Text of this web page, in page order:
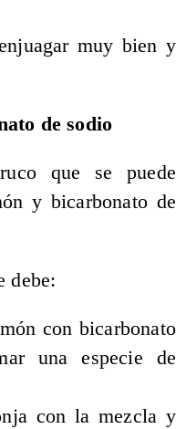
muy bien y
de sodio
que se puede
y bicarbonato de
debe:
con bicarbonato
una especie de
con la mezcla y